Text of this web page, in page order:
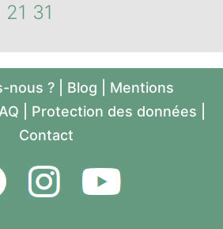
31
nous ? Blog
Mentions
Protection des données
Contact